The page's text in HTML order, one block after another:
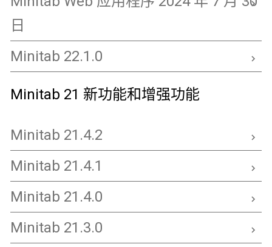
日
Minitab 22.1.0
Minitab 21 新功能和增强功能
Minitab 21.4.2
Minitab 21.4.1
Minitab 21.4.0
Minitab 21.3.0